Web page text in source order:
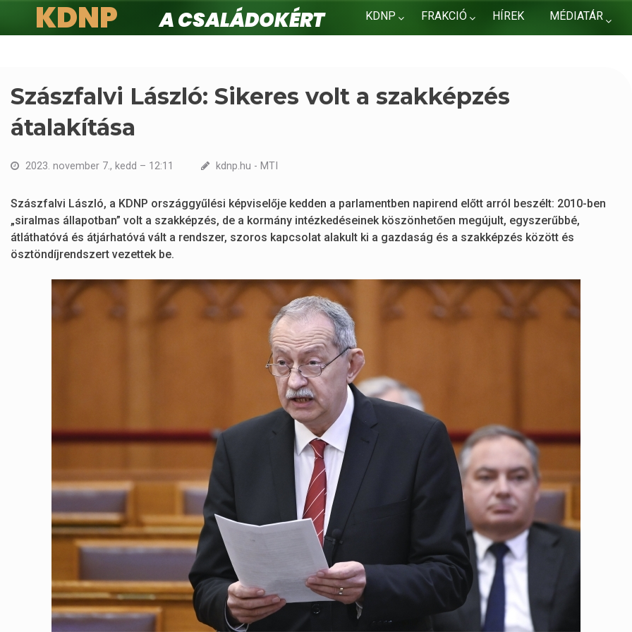
KDNP FRAKCIÓ HÍREK MÉDIATÁR
KDNP
A családokért.
Szászfalvi László: Sikeres volt a szakképzés
átalakítása
2023. november 7., kedd – 12:11 kdnp.hu - MTI
Szászfalvi László, a KDNP országgyűlési képviselője kedden a parlamentben napirend előtt arról beszélt: 2010-ben
„siralmas állapotban” volt a szakképzés, de a kormány intézkedéseinek köszönhetően megújult, egyszerűbbé,
átláthatóvá és átjárhatóvá vált a rendszer, szoros kapcsolat alakult ki a gazdaság és a szakképzés között és
ösztöndíjrendszert vezettek be.